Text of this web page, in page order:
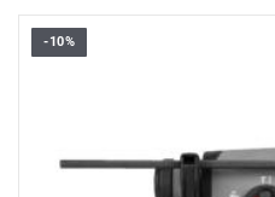
Kompaktowa młotowiertarka
-10%